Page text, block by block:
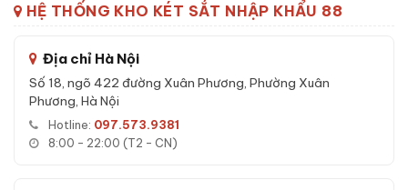
Chân két bọc cao su chống trượt, có lỗ cố định
Thông số riêng LB50-S9-PRO:
thước 50×40×37 cm, màu Gold Be.
Đặc tính kỹ thuật Két sắt Liberty LB50
S9 Pro App Wifi chính hãng
HỆ THỐNG KHO KÉT SẮT NHẬP KHẨU 88
Địa chỉ Hà Nội
Số 18, ngõ 422 đường Xuân Phương, Phường Xuân
Phương, Hà Nội
Hotline: 097.573.9381
8:00 - 22:00 (T2 - CN)